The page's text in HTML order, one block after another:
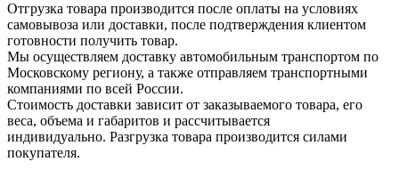
Отгрузка товара производится после оплаты на условиях
самовывоза или доставки, после подтверждения клиентом
готовности получить товар.
Мы осуществляем доставку автомобильным транспортом по
Московскому региону, а также отправляем транспортными
компаниями по всей России.
Стоимость доставки зависит от заказываемого товара, его
веса, объема и габаритов и рассчитывается
индивидуально. Разгрузка товара производится силами
покупателя.